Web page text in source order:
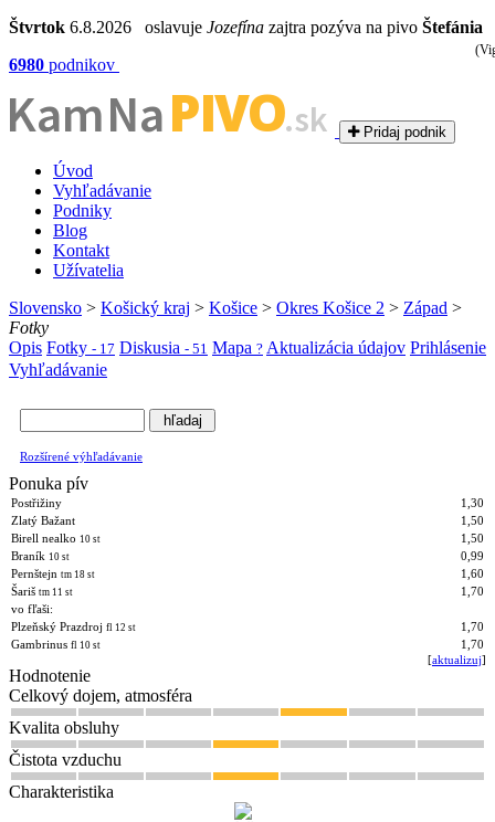
Štvrtok 6.8.2026 oslavuje Jozefína zajtra pozýva na pivo Štefánia
6980 podnikov
Kam NaPIVO.sk Pridaj podnik
Úvod
Vyhľadávanie
Podniky
Blog
Kontakt
Užívatelia
Slovensko > Košický kraj > Košice > Okres Košice 2 > Západ >
Fotky
Opis Fotky - 17 Diskusia - 51 Mapa ? Aktualizácia údajov Prihlásenie
Vyhľadávanie
Rozšírené výhľadávanie
Ponuka pív
Postřižiny
1,30
Zlatý Bažant
1,50
Birell nealko 10 st
1,50
Braník 10 st
0,99
Pernštejn tm 18 st
1,60
Šariš tm 11 st
1,70
vo fľaši:
Plzeňský Prazdroj fl 12 st
1,70
Gambrinus fl 10 st
1,70
[aktualizuj]
Hodnotenie
Celkový dojem, atmosféra
Kvalita obsluhy
Čistota vzduchu
Charakteristika